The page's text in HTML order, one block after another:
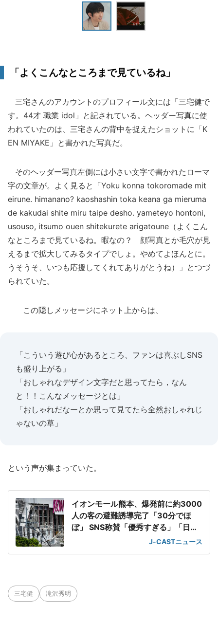
「よくこんなところまで見ているね」
三宅さんのアカウントのプロフィール文には「三宅健で
す。44才 職業 idol」と記されている。ヘッダー写真に使
われていたのは、三宅さんの背中を捉えたショットに「K
EN MIYAKE」と書かれた写真だ。
そのヘッダー写真左側には小さい文字で書かれたローマ
字の文章が。よく見ると「Yoku konna tokoromade mit
eirune. himanano? kaoshashin toka keana ga mieruma
de kakudai shite miru taipe desho. yameteyo hontoni,
usouso, itsumo ouen shitekurete arigatoune（よくこん
なところまで見ているね。暇なの？ 顔写真とか毛穴が見
えるまで拡大してみるタイプでしょ。やめてよほんとに。
うそうそ、いつも応援してくれてありがとうね）」とつづ
られていた。
この隠しメッセージにネット上からは、
「こういう遊び心があるところ、ファンは喜ぶしSNS
も盛り上がる」
「おしゃれなデザイン文字だと思ってたら，なん
と！！こんなメッセージとは」
「おしゃれだなーとか思って見てたら全然おしゃれじ
ゃないの草」
という声が集まっていた。
イオンモール熊本、爆発前に約3000
人の客の避難誘導完了「30分でほ
ぼ」 SNS称賛「優秀すぎる」「日頃
J-CASTニュース
三宅健 滝沢秀明